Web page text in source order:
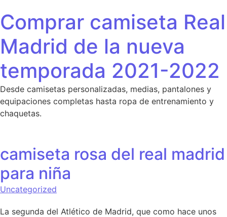
Comprar camiseta Real
Madrid de la nueva
temporada 2021-2022
Desde camisetas personalizadas, medias, pantalones y
equipaciones completas hasta ropa de entrenamiento y
chaquetas.
camiseta rosa del real madrid
para niña
Uncategorized
La segunda del Atlético de Madrid, que como hace unos